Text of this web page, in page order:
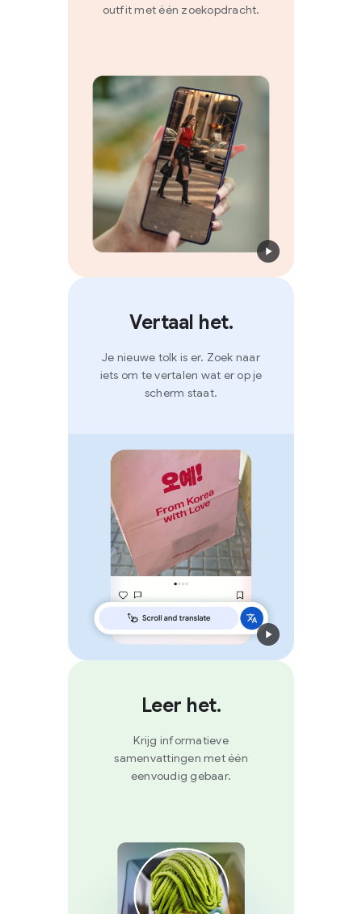
outfit met één zoekopdracht.
Vertaal het.
Je nieuwe tolk is er. Zoek naar
iets om te vertalen wat er op je
scherm staat.
Leer het.
Krijg informatieve
samenvattingen met één
eenvoudig gebaar.